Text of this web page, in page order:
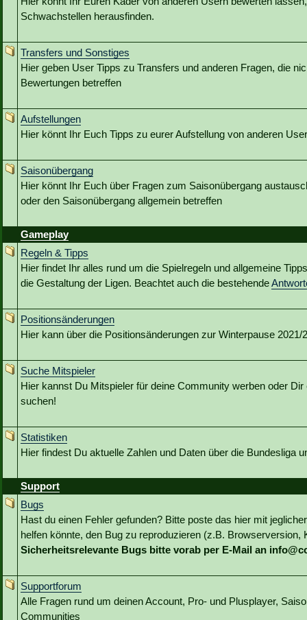
Schwachstellen herausfinden.
Transfers und Sonstiges
Hier geben User Tipps zu Transfers und anderen Fragen, die
Bewertungen betreffen
Aufstellungen
Hier könnt Ihr Euch Tipps zu eurer Aufstellung von anderen
Saisonübergang
Hier könnt Ihr Euch über Fragen zum Saisonübergang
oder den Saisonübergang allgemein betreffen
Gameplay
Regeln & Tipps
Hier findet Ihr alles rund um die Spielregeln und allgemeine
die Gestaltung der Ligen. Beachtet auch die bestehende
Positionsänderungen
Hier kann über die Positionsänderungen zur Winterpause 2021/
Suche Mitspieler
Hier kannst Du Mitspieler für deine Community werben oder Dir
suchen!
Statistiken
Hier findest Du aktuelle Zahlen und Daten über die Bundesliga
Support
Bugs
Hast du einen Fehler gefunden? Bitte poste das hier mit
helfen könnte, den Bug zu reproduzieren (z.B. Browserversion,
Sicherheitsrelevante Bugs bitte vorab per E-Mail an
Supportforum
Alle Fragen rund um deinen Account, Pro- und Plusplayer,
Communities